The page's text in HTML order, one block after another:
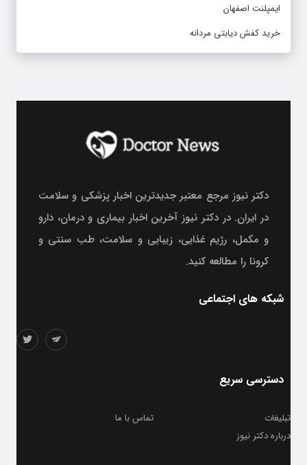
ایمپلنت اصفهان
خرید کفش دیابتی مردانه
دکتر نیوز مرجع معتبر جدیدترین اخبار پزشکی و سلامت
در ایران. در دکتر نیوز آخرین اخبار بیماری و درمان، دارو
و مکمل، رژیم غذایی، زیبایی و سلامت، طب سنتی و
کرونا را مطالعه کنید.
شبکه های اجتماعی
دسترسی سریع
تبلیغات
تماس با ما
درباره دکتر نیوز